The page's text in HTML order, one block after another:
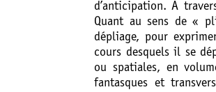
d’anticipation. A
Quant au sens de «
dépliage, pour
cours desquels il se
ou spatiales, en
fantasques et